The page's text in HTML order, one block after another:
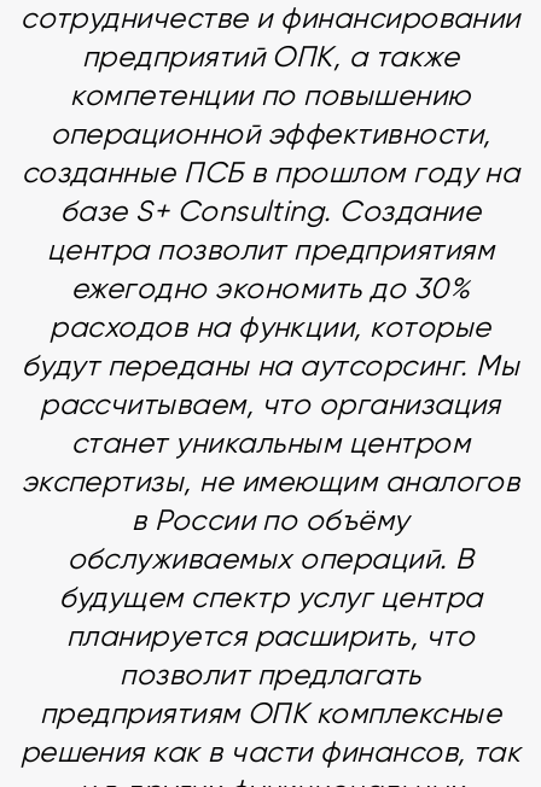
сотрудничестве и финансировании
предприятий ОПК, а также
компетенции по повышению
операционной эффективности,
созданные ПСБ в прошлом году на
базе S+ Consulting. Создание
центра позволит предприятиям
ежегодно экономить до 30%
расходов на функции, которые
будут переданы на аутсорсинг. Мы
рассчитываем, что организация
станет уникальным центром
экспертизы, не имеющим аналогов
в России по объёму
обслуживаемых операций. В
будущем спектр услуг центра
планируется расширить, что
позволит предлагать
предприятиям ОПК комплексные
решения как в части финансов, так